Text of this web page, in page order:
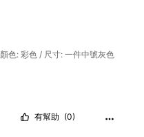
顏色: 彩色 / 尺寸: 一件中號灰色
有幫助 (0)